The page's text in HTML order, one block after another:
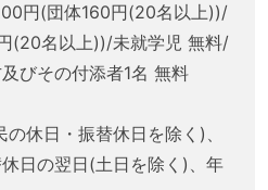
円(団体160円(20名以上))/
(20名以上))/未就学児 無料/
びその付添者1名 無料
休日・振替休日を除く)、
日の翌日(土日を除く)、年